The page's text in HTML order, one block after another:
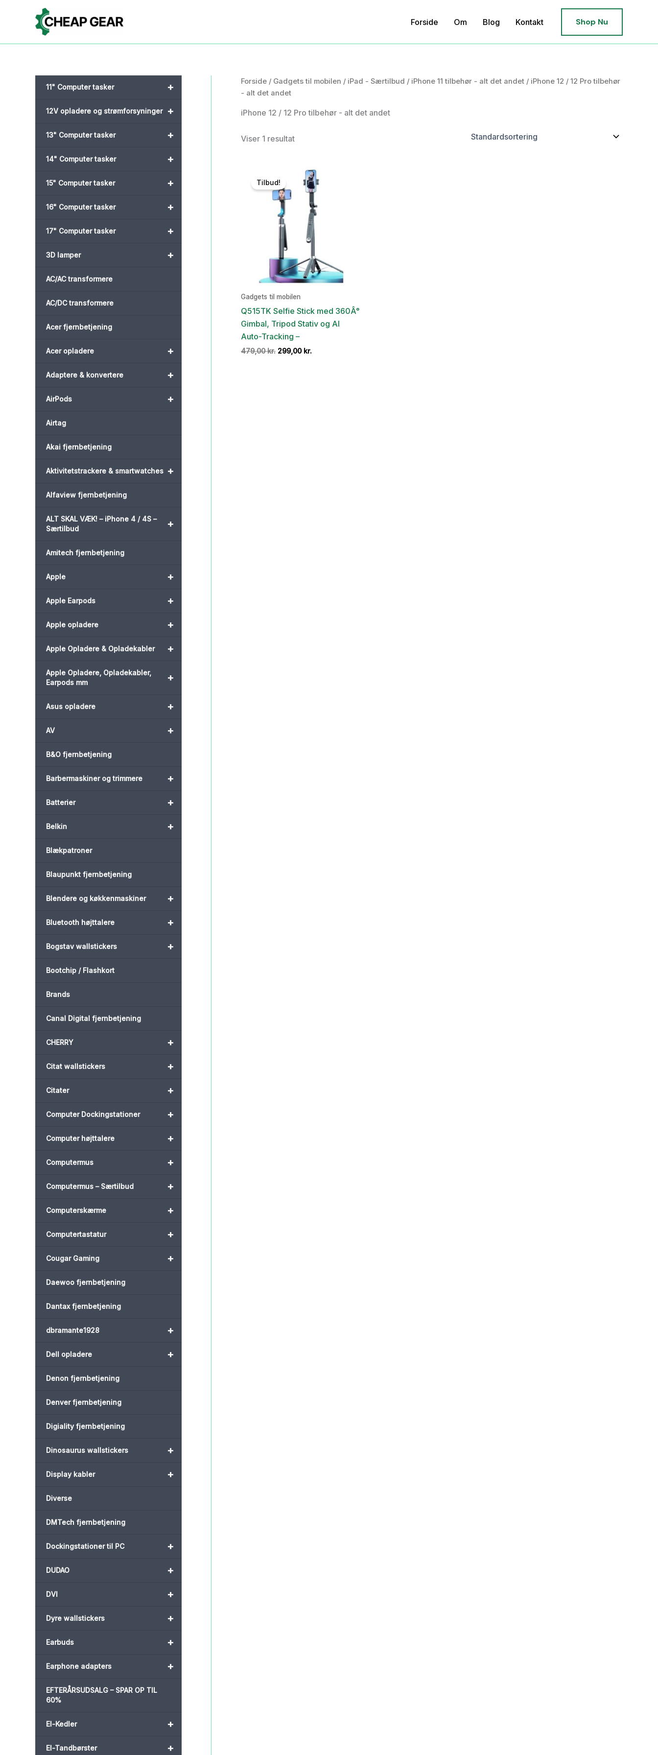
Forside Om Blog Kontakt Shop Nu
+
11" Computer tasker
+
12V opladere og strømforsyninger
+
13" Computer tasker
+
14" Computer tasker
+
15" Computer tasker
+
16" Computer tasker
+
17" Computer tasker
+
3D lamper
AC/AC transformere
AC/DC transformere
Acer fjernbetjening
+
Acer opladere
+
Adaptere & konvertere
+
AirPods
Airtag
Akai fjernbetjening
+
Aktivitetstrackere & smartwatches
Alfaview fjernbetjening
+
ALT SKAL VÆK! – iPhone 4 / 4S –
Særtilbud
Amitech fjernbetjening
+
Apple
+
Apple Earpods
+
Apple opladere
+
Apple Opladere & Opladekabler
+
Apple Opladere, Opladekabler,
Earpods mm
+
Asus opladere
+
AV
B&O fjernbetjening
+
Barbermaskiner og trimmere
+
Batterier
+
Belkin
Blækpatroner
Blaupunkt fjernbetjening
+
Blendere og køkkenmaskiner
+
Bluetooth højttalere
+
Bogstav wallstickers
Bootchip / Flashkort
Brands
Canal Digital fjernbetjening
+
CHERRY
+
Citat wallstickers
+
Citater
+
Computer Dockingstationer
+
Computer højttalere
+
Computermus
+
Computermus – Særtilbud
+
Computerskærme
+
Computertastatur
+
Cougar Gaming
Daewoo fjernbetjening
Dantax fjernbetjening
+
dbramante1928
+
Dell opladere
Denon fjernbetjening
Denver fjernbetjening
Digiality fjernbetjening
+
Dinosaurus wallstickers
+
Display kabler
Diverse
DMTech fjernbetjening
+
Dockingstationer til PC
+
DUDAO
+
DVI
+
Dyre wallstickers
+
Earbuds
+
Earphone adapters
EFTERÅRSUDSALG – SPAR OP TIL
60%
+
El-Kedler
+
El-Tandbørster
Forside / Gadgets til mobilen / iPad - Særtilbud / iPhone 11 tilbehør - alt det andet / iPhone 12 / 12 Pro tilbehør
- alt det andet
iPhone 12 / 12 Pro tilbehør - alt det andet
Viser 1 resultat
Tilbud!
Gadgets til mobilen
Q515TK Selfie Stick med 360Â°
Gimbal, Tripod Stativ og AI
Auto-Tracking –
479,00kr. Den
299,00 kr.